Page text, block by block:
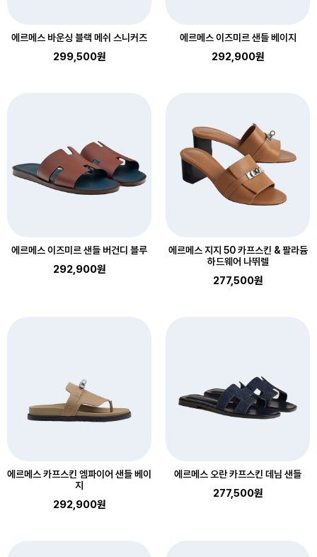
에르메스 바운싱 블랙 메쉬 스니커즈
299,500원
에르메스 이즈미르 샌들 베이지
292,900원
에르메스 이즈미르 샌들 버건디 블루
292,900원
에르메스 지지 50 카프스킨 & 팔라듐
하드웨어 나뛰렐
277,500원
에르메스 카프스킨 엠파이어 샌들 베이
지
292,900원
에르메스 오란 카프스킨 데님 샌들
277,500원